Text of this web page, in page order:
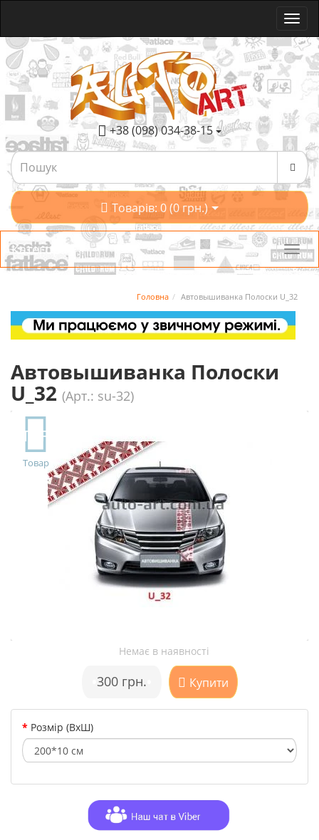
+38 (098) 034-38-15
Товарів: 0 (0 грн.)
Категорії
Головна Автовышиванка Полоски U_32
Автовышиванка Полоски
U_32 (Арт.: su-32)
TOP
Товар
Немає в наявності
300 грн. Купити
Розмір (ВхШ)